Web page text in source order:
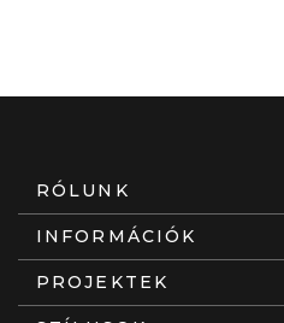
RÓLUNK
INFORMÁCIÓK
PROJEKTEK